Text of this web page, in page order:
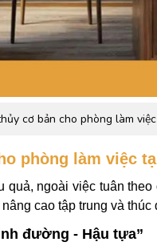
cơ bản cho phòng làm
phòng làm việc
ngoài việc tuân
cao tập trung và thúc
đường - Hậu tựa”